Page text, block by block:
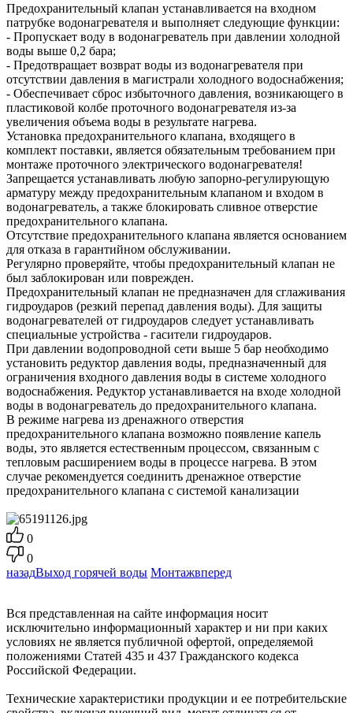
Предохранительный клапан устанавливается на входном
патрубке водонагревателя и выполняет следующие функции:
- Пропускает воду в водонагреватель при давлении холодной
воды выше 0,2 бара;
- Предотвращает возврат воды из водонагревателя при
отсутствии давления в магистрали холодного водоснабжения;
- Обеспечивает сброс избыточного давления, возникающего в
пластиковой колбе проточного водонагревателя из-за
увеличения объема воды в результате нагрева.
Установка предохранительного клапана, входящего в
комплект поставки, является обязательным требованием при
монтаже проточного электрического водонагревателя!
Запрещается устанавливать любую запорно-регулирующую
арматуру между предохранительным клапаном и входом в
водонагреватель, а также блокировать сливное отверстие
предохранительного клапана.
Отсутствие предохранительного клапана является основанием
для отказа в гарантийном обслуживании.
Регулярно проверяйте, чтобы предохранительный клапан не
был заблокирован или поврежден.
Предохранительный клапан не предназначен для сглаживания
гидроударов (резкий перепад давления воды). Для защиты
водонагревателей от гидроударов следует устанавливать
специальные устройства - гасители гидроударов.
При давлении водопроводной сети выше 5 бар необходимо
установить редуктор давления воды, предназначенный для
ограничения входного давления воды в системе холодного
водоснабжения. Редуктор устанавливается на входе холодной
воды в водонагреватель до предохранительного клапана.
В режиме нагрева из дренажного отверстия
предохранительного клапана возможно появление капель
воды, это является естественным процессом, связанным с
тепловым расширением воды в процессе нагрева. В этом
случае рекомендуется соединить дренажное отверстие
предохранительного клапана с системой канализации
0
0
назадВыход горячей воды Монтажвперед
Вся представленная на сайте информация носит
исключительно информационный характер и ни при каких
условиях не является публичной офертой, определяемой
положениями Статей 435 и 437 Гражданского кодекса
Российской Федерации.
Технические характеристики продукции и ее потребительские